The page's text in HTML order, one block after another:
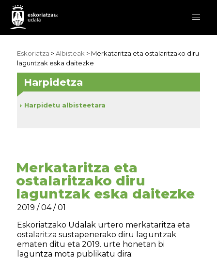
Eskoriatza >Albisteak > Merkataritza eta ostalaritzako diru
laguntzak eska daitezke
Merkataritza eta
ostalaritzako diru
laguntzak eska daitezke
2019 / 04 / 01
Eskoriatzako Udalak urtero merkataritza eta
ostalaritza sustapenerako diru laguntzak
ematen ditu eta 2019. urte honetan bi
laguntza mota publikatu dira:
Harpidetza
Harpidetu albisteetara